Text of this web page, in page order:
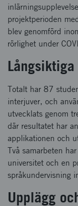
projektperioden
blev genomförd
rörlighet under
Totalt har 87
interjuver, och
utvecklats genom
där resultatet har
applikationen och
Två samarbeten
universitet och en
språkundervisning
Upplägg